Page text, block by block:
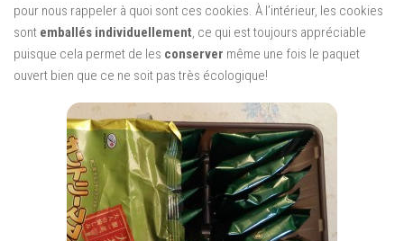
pour nous rappeler à quoi sont ces cookies. À l’intérieur, les cookies
sont emballés individuellement , ce qui est toujours appréciable
puisque cela permet de les conserver même une fois le paquet
ouvert bien que ce ne soit pas très écologique!